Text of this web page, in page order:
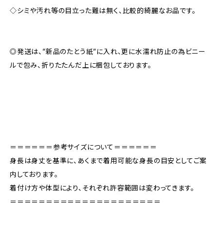
◇シミや汚れ等の目立った難は無く、比較的綺麗なお品です。
◎発送は、”新品のたとう紙”に入れ、更に水濡れ防止の為ビニー
ルで包み、折りたたんだ上に梱包しております。
＝＝＝＝＝＝参考サイズについて＝＝＝＝＝＝
身長は身丈を基準に、あくまで着用可能な身長の目安としてご案
内しております。
着付け方や体型により、それぞれ許容範囲は変わってきます。
＝＝＝＝＝＝＝＝＝＝＝＝＝＝＝＝＝＝＝＝＝